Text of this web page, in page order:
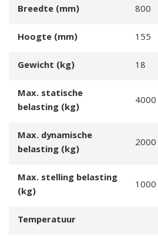
Breedte (mm)
800
Hoogte (mm)
155
Gewicht (kg)
18
Max. statische
belasting (kg)
4000
Max. dynamische
belasting (kg)
2000
Max. stelling belasting
(kg)
1000
Temperatuur